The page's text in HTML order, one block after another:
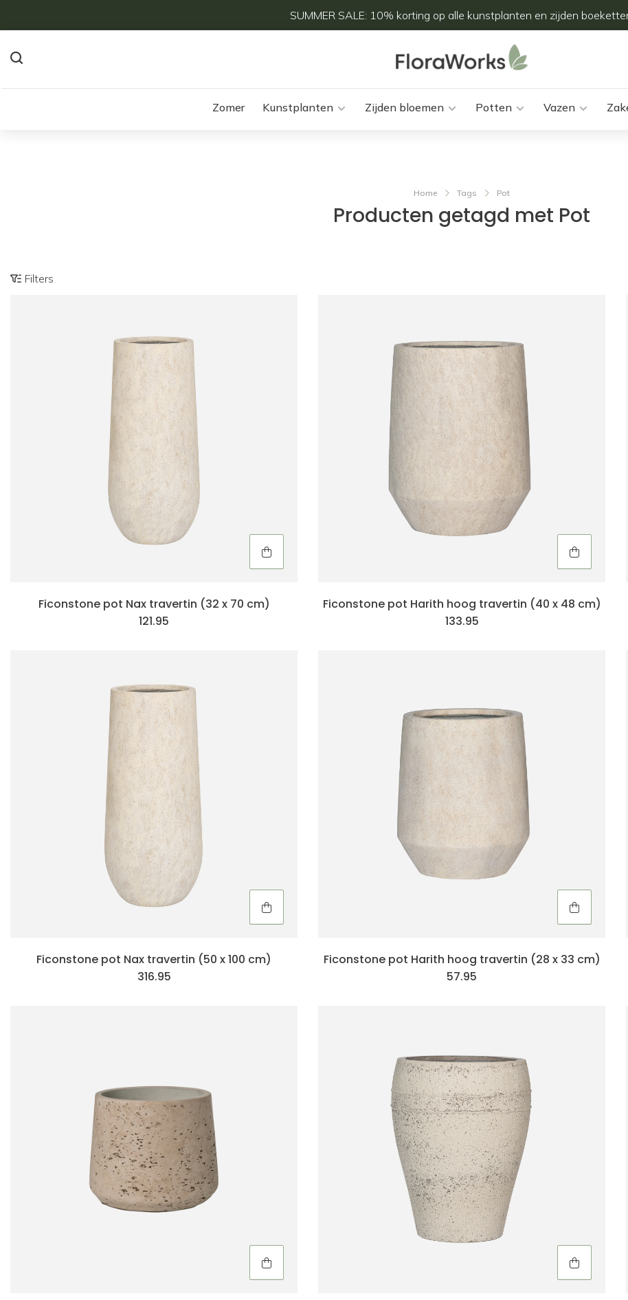
SUMMER SALE: 10% korting op alle kunstplanten en zijden
Zomer Kunstplanten Zijden bloemen Potten Vazen
Home Tags Pot
Producten getagd met Pot
Filters
Ficonstone pot Nax travertin (32 x 70 cm)
121.95
Ficonstone pot Harith hoog travertin (40 x 48 cm)
133.95
Ficonstone pot Nax travertin (50 x 100 cm)
316.95
Ficonstone pot Harith hoog travertin (28 x 33 cm)
57.95